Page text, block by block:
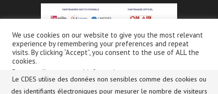
@2021 - CDES -Mentions légales & Crédits- Charte de protection et d’utilisation
des données personnelles
We use cookies on our website to give you the most relevant
experience by remembering your preferences and repeat
visits. By clicking “Accept”, you consent to the use of ALL the
cookies.
Do not sell my personal information
Réglages des cookies Accepter
Le CDES utilise des données non sensibles comme des cookies ou
des identifiants électroniques pour mesurer le nombre de visiteurs
Français